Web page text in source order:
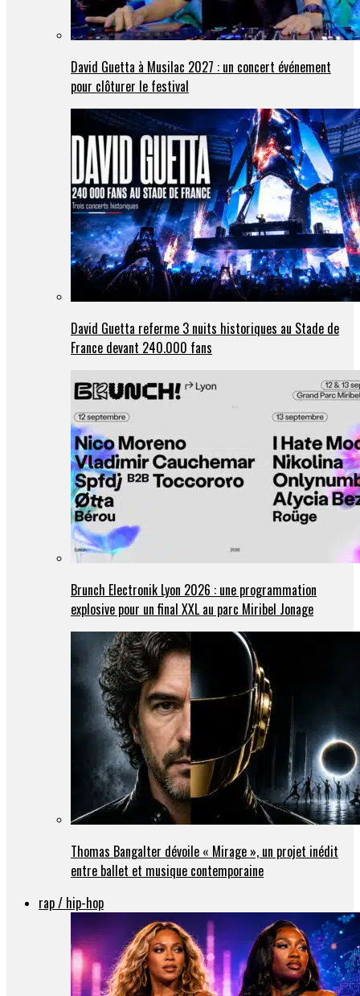
David Guetta à Musilac 2027 : un concert événement
pour clôturer le festival
David Guetta referme 3 nuits historiques au Stade de
France devant 240.000 fans
Brunch Electronik Lyon 2026 : une programmation
explosive pour un final XXL au parc Miribel Jonage
Thomas Bangalter dévoile « Mirage », un projet inédit
entre ballet et musique contemporaine
rap / hip-hop